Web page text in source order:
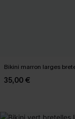
Bikini marron larges
35,00 €